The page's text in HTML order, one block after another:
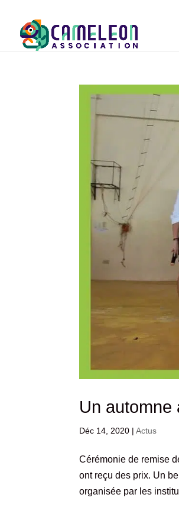
Un automne
Déc 14, 2020 |Actus
Cérémonie de remise
ont reçu des prix. Un
organisée par les